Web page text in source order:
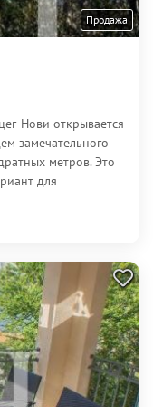
Продажа
Нови открывается
замечательного
метров. Это
для